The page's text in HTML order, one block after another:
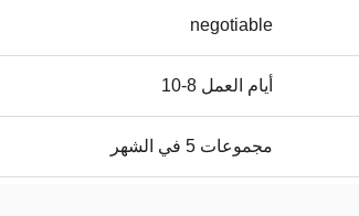
negotiable
أيام العمل 8-10
مجموعات 5 في الشهر